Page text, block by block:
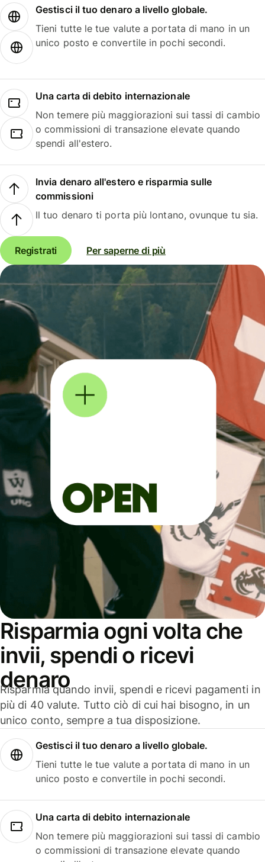
Gestisci il tuo denaro a livello globale.
Tieni tutte le tue valute a portata di mano in un
unico posto e convertile in pochi secondi.
Una carta di debito internazionale
Non temere più maggiorazioni sui tassi di cambio
o commissioni di transazione elevate quando
spendi all'estero.
Invia denaro all'estero e risparmia sulle
commissioni
Il tuo denaro ti porta più lontano, ovunque tu sia.
Registrati Per saperne di più
Risparmia ogni volta che
invii, spendi o ricevi
denaro
Risparmia quando invii, spendi e ricevi pagamenti in
più di 40 valute. Tutto ciò di cui hai bisogno, in un
unico conto, sempre a tua disposizione.
Gestisci il tuo denaro a livello globale.
Tieni tutte le tue valute a portata di mano in un
unico posto e convertile in pochi secondi.
Una carta di debito internazionale
Non temere più maggiorazioni sui tassi di cambio
o commissioni di transazione elevate quando